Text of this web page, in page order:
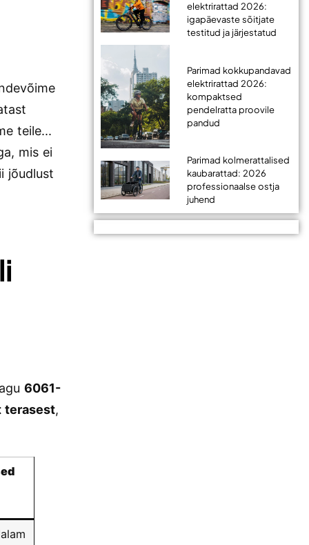
teile...
mis ei
jõudlust
6061-
terasest,
elektrirattad 2026:
igapäevaste sõitjate
testitud ja järjestatud
Parimad kokkupandavad
elektrirattad 2026:
kompaktsed
pendelratta proovile
pandud
Parimad kolmerattalised
kaubarattad: 2026
professionaalse ostja
juhend